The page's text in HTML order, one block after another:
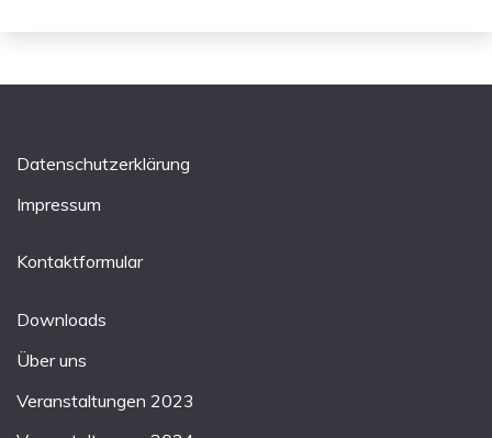
Datenschutzerklärung
Impressum
Kontaktformular
Downloads
Über uns
Veranstaltungen 2023